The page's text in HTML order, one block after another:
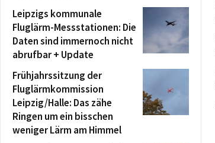
Leipzigs kommunale
Fluglärm-Messstationen: Die
Daten sind immernoch nicht
abrufbar + Update
Frühjahrssitzung der
Fluglärmkommission
Leipzig/Halle: Das zähe
Ringen um ein bisschen
weniger Lärm am Himmel